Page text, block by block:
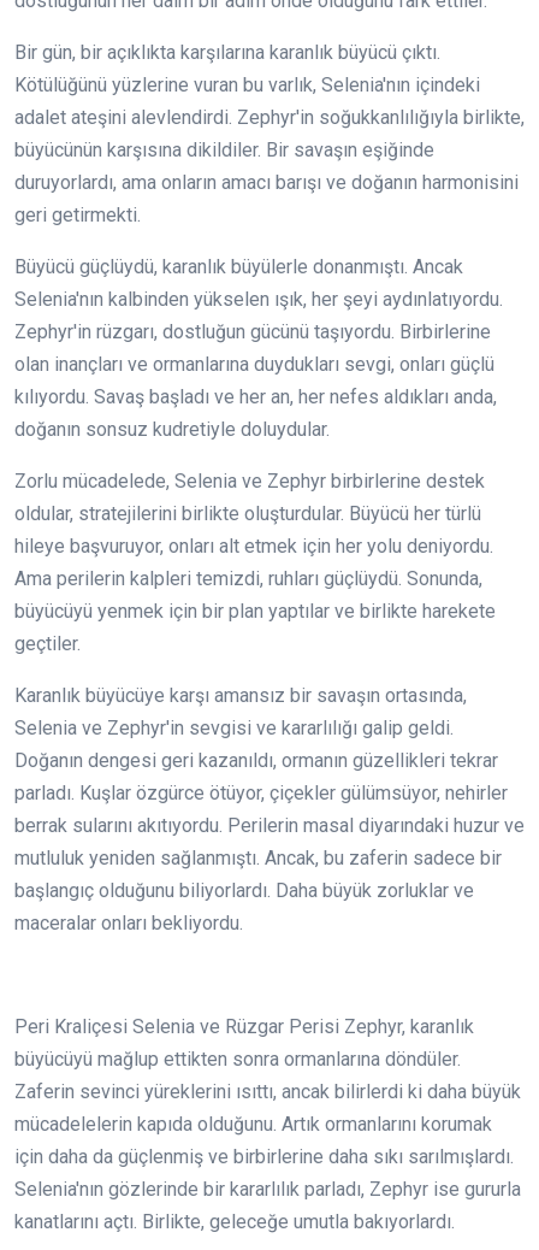
Bir gün, bir açıklıkta karşılarına karanlık büyücü çıktı.
Kötülüğünü yüzlerine vuran bu varlık, Selenia'nın içindeki
adalet ateşini alevlendirdi. Zephyr'in soğukkanlılığıyla birlikte,
büyücünün karşısına dikildiler. Bir savaşın eşiğinde
duruyorlardı, ama onların amacı barışı ve doğanın harmonisini
geri getirmekti.
Büyücü güçlüydü, karanlık büyülerle donanmıştı. Ancak
Selenia'nın kalbinden yükselen ışık, her şeyi aydınlatıyordu.
Zephyr'in rüzgarı, dostluğun gücünü taşıyordu. Birbirlerine
olan inançları ve ormanlarına duydukları sevgi, onları güçlü
kılıyordu. Savaş başladı ve her an, her nefes aldıkları anda,
doğanın sonsuz kudretiyle doluydular.
Zorlu mücadelede, Selenia ve Zephyr birbirlerine destek
oldular, stratejilerini birlikte oluşturdular. Büyücü her türlü
hileye başvuruyor, onları alt etmek için her yolu deniyordu.
Ama perilerin kalpleri temizdi, ruhları güçlüydü. Sonunda,
büyücüyü yenmek için bir plan yaptılar ve birlikte harekete
geçtiler.
Karanlık büyücüye karşı amansız bir savaşın ortasında,
Selenia ve Zephyr'in sevgisi ve kararlılığı galip geldi.
Doğanın dengesi geri kazanıldı, ormanın güzellikleri tekrar
parladı. Kuşlar özgürce ötüyor, çiçekler gülümsüyor, nehirler
berrak sularını akıtıyordu. Perilerin masal diyarındaki huzur ve
mutluluk yeniden sağlanmıştı. Ancak, bu zaferin sadece bir
başlangıç olduğunu biliyorlardı. Daha büyük zorluklar ve
maceralar onları bekliyordu.
Peri Kraliçesi Selenia ve Rüzgar Perisi Zephyr, karanlık
büyücüyü mağlup ettikten sonra ormanlarına döndüler.
Zaferin sevinci yüreklerini ısıttı, ancak bilirlerdi ki daha büyük
mücadelelerin kapıda olduğunu. Artık ormanlarını korumak
için daha da güçlenmiş ve birbirlerine daha sıkı sarılmışlardı.
Selenia'nın gözlerinde bir kararlılık parladı, Zephyr ise gururla
kanatlarını açtı. Birlikte, geleceğe umutla bakıyorlardı.